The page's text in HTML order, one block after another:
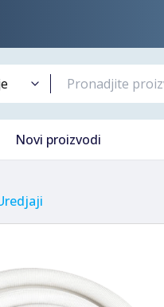
Novi proizvodi